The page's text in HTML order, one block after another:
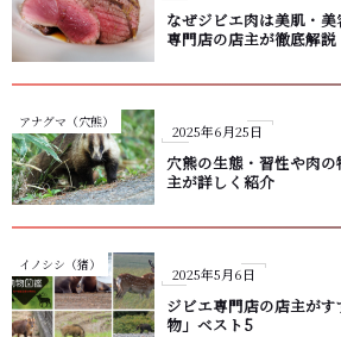
なぜジビエ肉は美肌・
専門店の店主が徹底解説
アナグマ（穴熊）
2025年6月25日
穴熊の生態・習性や肉
主が詳しく紹介
イノシシ（猪）
2025年5月6日
ジビエ専門店の店主が
物」ベスト5